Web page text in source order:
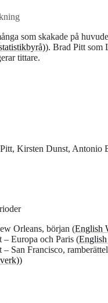
som skakade på
). Brad Pitt som
tittare.
Kirsten Dunst, Antonio
Orleans, början (English
– Europa och Paris (
– San Francisco,
)